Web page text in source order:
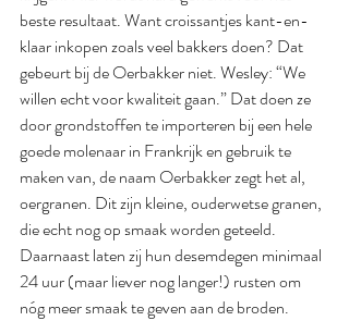
beste resultaat. Want croissantjes kant-en-
klaar inkopen zoals veel bakkers doen? Dat
gebeurt bij de Oerbakker niet. Wesley: “We
willen echt voor kwaliteit gaan.” Dat doen ze
door grondstoffen te importeren bij een hele
goede molenaar in Frankrijk en gebruik te
maken van, de naam Oerbakker zegt het al,
oergranen. Dit zijn kleine, ouderwetse granen,
die echt nog op smaak worden geteeld.
Daarnaast laten zij hun desemdegen minimaal
24 uur (maar liever nog langer!) rusten om
nóg meer smaak te geven aan de broden.